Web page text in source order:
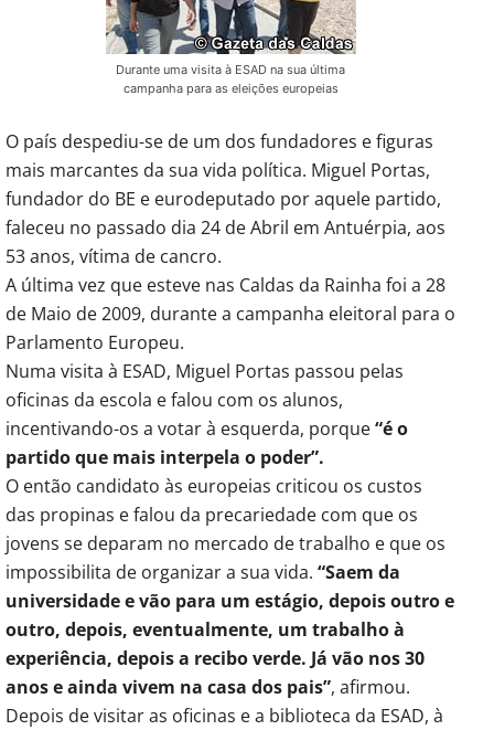
Durante uma visita à ESAD na sua última
campanha para as eleições europeias
O país despediu-se de um dos fundadores e figuras
mais marcantes da sua vida política. Miguel Portas,
fundador do BE e eurodeputado por aquele partido,
faleceu no passado dia 24 de Abril em Antuérpia, aos
53 anos, vítima de cancro.
A última vez que esteve nas Caldas da Rainha foi a 28
de Maio de 2009, durante a campanha eleitoral para o
Parlamento Europeu.
Numa visita à ESAD, Miguel Portas passou pelas
oficinas da escola e falou com os alunos,
incentivando-os a votar à esquerda, porque“é o
partido que mais interpela o poder”.
O então candidato às europeias criticou os custos
das propinas e falou da precariedade com que os
jovens se deparam no mercado de trabalho e que os
impossibilita de organizar a sua vida. “Saem da
universidade e vão para um estágio, depois outro e
outro, depois, eventualmente, um trabalho à
experiência, depois a recibo verde. Já vão nos 30
anos e ainda vivem na casa dos pais”, afirmou.
Depois de visitar as oficinas e a biblioteca da ESAD, à